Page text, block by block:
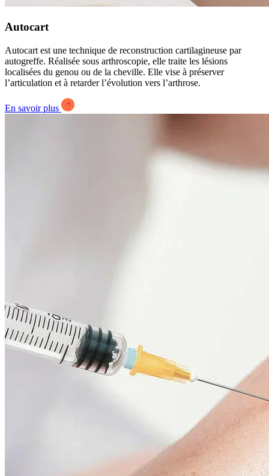
Autocart
Autocart est une technique de reconstruction cartilagineuse par
autogreffe. Réalisée sous arthroscopie, elle traite les lésions
localisées du genou ou de la cheville. Elle vise à préserver
l’articulation et à retarder l’évolution vers l’arthrose.
En savoir plus